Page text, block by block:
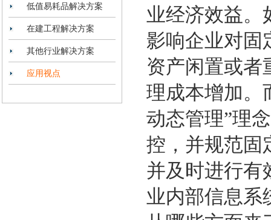
低值易耗品解决方案
在建工程解决方案
其他行业解决方案
应用视点
业经济效益。
影响企业对固
资产闲置或者
理成本增加。
动态管理”理念
控 ，并规范固
并及时进行有
业内部信息系